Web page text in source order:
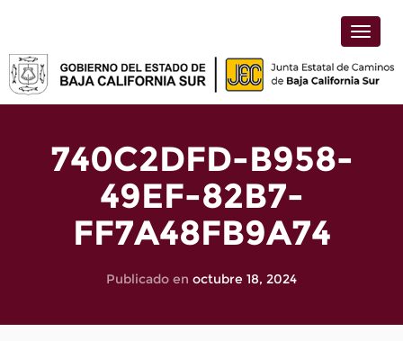
Toggle
740C2DFD-B958-
49EF-82B7-
FF7A48FB9A74
Publicado en octubre 18, 2024